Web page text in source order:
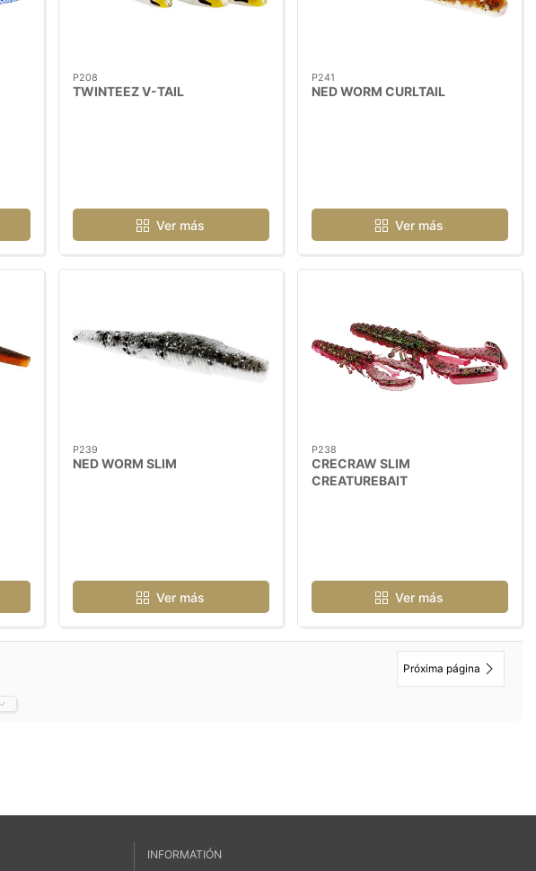
P208
TWINTEEZ V-TAIL
Ver más
P241
NED WORM CURLTAIL
Ver más
P239
NED WORM SLIM
Ver más
P238
CRECRAW SLIM
CREATUREBAIT
Ver más
Próxima página
INFORMATIÓN